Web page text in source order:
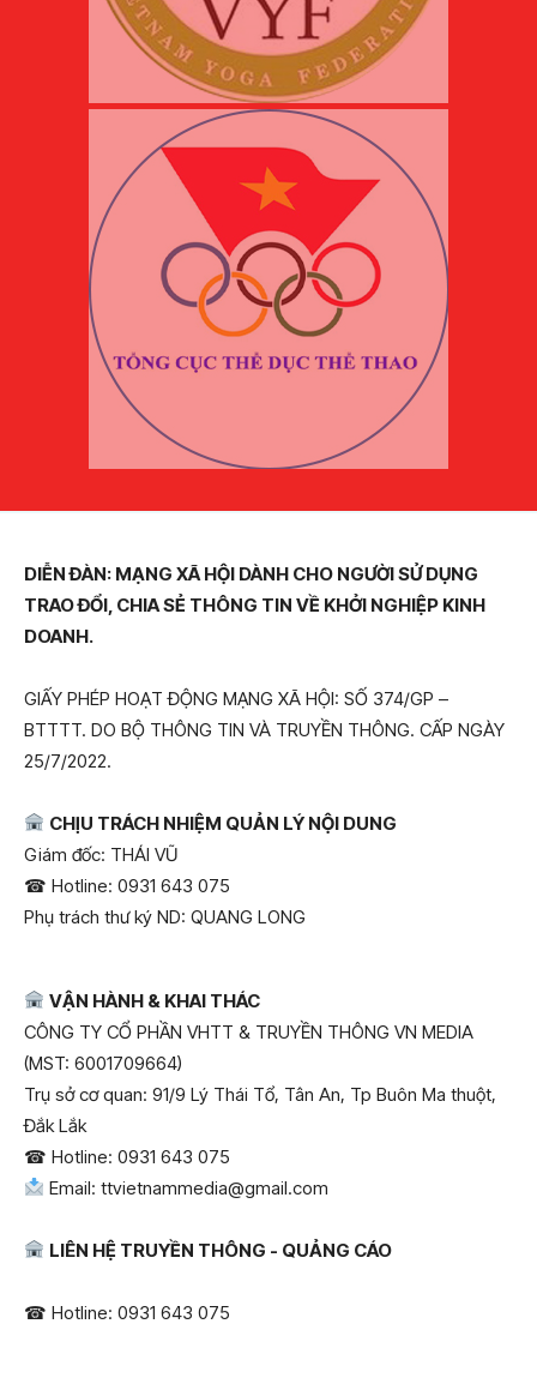
DIỄN ĐÀN: MẠNG XÃ HỘI DÀNH CHO NGƯỜI SỬ DỤNG
TRAO ĐỔI, CHIA SẺ THÔNG TIN VỀ KHỞI NGHIỆP KINH
DOANH.
GIẤY PHÉP HOẠT ĐỘNG MẠNG XÃ HỘI: SỐ 374/GP –
BTTTT. DO BỘ THÔNG TIN VÀ TRUYỀN THÔNG. CẤP NGÀY
25/7/2022.
CHỊU TRÁCH NHIỆM QUẢN LÝ NỘI DUNG
Giám đốc: THÁI VŨ
☎ Hotline: 0931 643 075
Phụ trách thư ký ND: QUANG LONG
VẬN HÀNH & KHAI THÁC
CÔNG TY CỔ PHẦN VHTT & TRUYỀN THÔNG VN MEDIA
(MST: 6001709664)
Trụ sở cơ quan: 91/9 Lý Thái Tổ, Tân An, Tp Buôn Ma thuột,
Đắk Lắk
☎ Hotline: 0931 643 075
Email: ttvietnammedia@gmail.com
LIÊN HỆ TRUYỀN THÔNG - QUẢNG CÁO
☎ Hotline: 0931 643 075